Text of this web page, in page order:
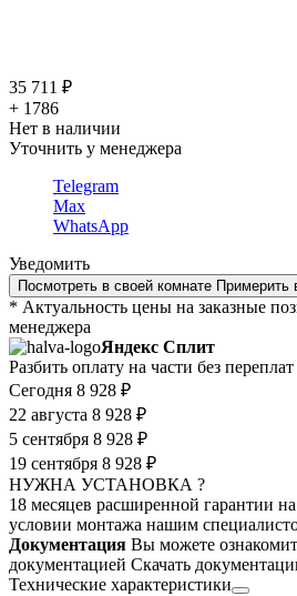
35 711 ₽
+ 1786
Нет в наличии
Уточнить у менеджера
Telegram
Max
WhatsApp
Уведомить
Посмотреть в своей комнате Примерить
* Актуальность цены на заказные
менеджера
Яндекс Сплит
Разбить оплату на части без переплат
Сегодня 8 928 ₽
22 августа 8 928 ₽
5 сентября 8 928 ₽
19 сентября 8 928 ₽
НУЖНА УСТАНОВКА ?
18 месяцев расширенной гарантии
условии монтажа нашим
Документация Вы можете
документацией Скачать
Технические характеристики